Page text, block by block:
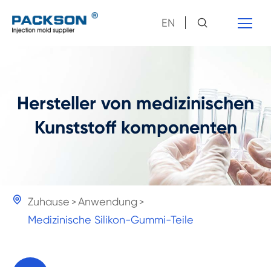
EN
Hersteller von medizinischen
Kunststoff komponenten
 Zuhause
Anwendung
Medizinische Silikon-Gummi-Teile